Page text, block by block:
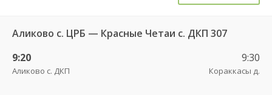
Аликово с. ЦРБ — Красные Четаи с. ДКП 307
9:20
Аликово с. ДКП
9:30
Кораккасы д.